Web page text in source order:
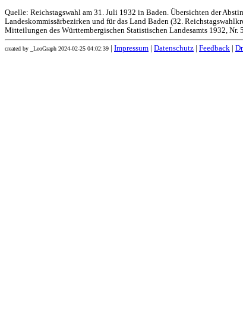
Quelle: Reichstagswahl am 31. Juli 1932 in Baden. Übersichten der
Landeskommissärbezirken und für das Land Baden (32.
Mitteilungen des Württembergischen Statistischen Landesamts 1932,
created by _LeoGraph 2024-02-25 04:02:39 Impressum Datenschutz Feedback